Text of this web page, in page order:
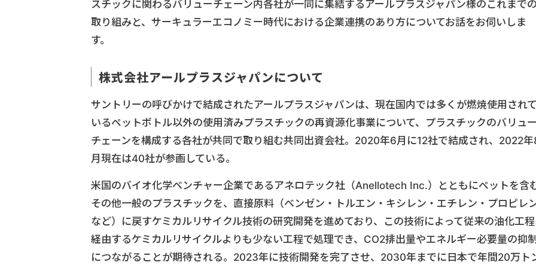
スチックに関わるバリューチェーン内各社が一同に集結するアールプラスジャパン様のこれまでの
取り組みと、サーキュラーエコノミー時代における企業連携のあり方についてお話をお伺いしま
す。
株式会社アールプラスジャパンについて
サントリーの呼びかけで結成されたアールプラスジャパンは、現在国内では多くが燃焼使用されて
いるペットボトル以外の使用済みプラスチックの再資源化事業について、プラスチックのバリュー
チェーンを構成する各社が共同で取り組む共同出資会社。2020年6月に12社で結成され、2022年
月現在は40社が参画している。
米国のバイオ化学ベンチャー企業であるアネロテック社（Anellotech Inc.）とともにペットを含
その他一般のプラスチックを、直接原料（ベンゼン・トルエン・キシレン・エチレン・プロピレ
など）に戻すケミカルリサイクル技術の研究開発を進めており、この技術によって従来の油化工程
経由するケミカルリサイクルよりも少ない工程で処理でき、CO2排出量やエネルギー必要量の抑制
につながることが期待される。2023年に技術開発を完了させ、2030年までに日本で年間20万ト